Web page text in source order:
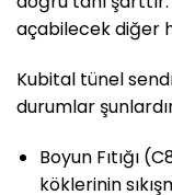
açabilecek diğer
Kubital tünel
durumlar
Boyun Fıtığı
köklerinin